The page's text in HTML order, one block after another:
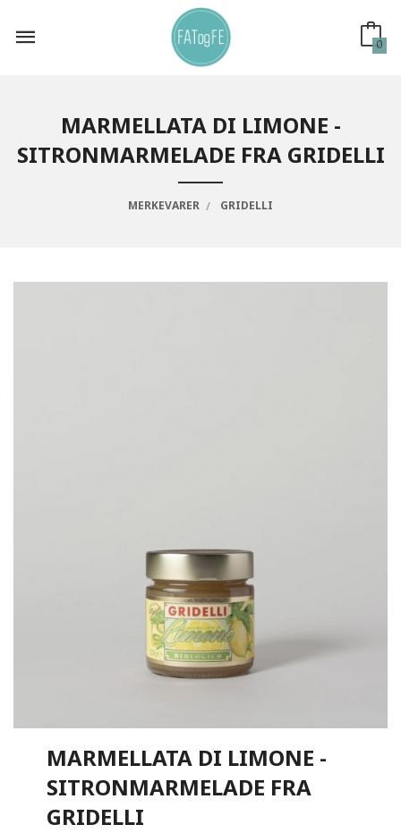
innholdet
0
MARMELLATA DI LIMONE -
SITRONMARMELADE FRA GRIDELLI
MERKEVARER GRIDELLI
MARMELLATA DI LIMONE -
SITRONMARMELADE FRA
GRIDELLI